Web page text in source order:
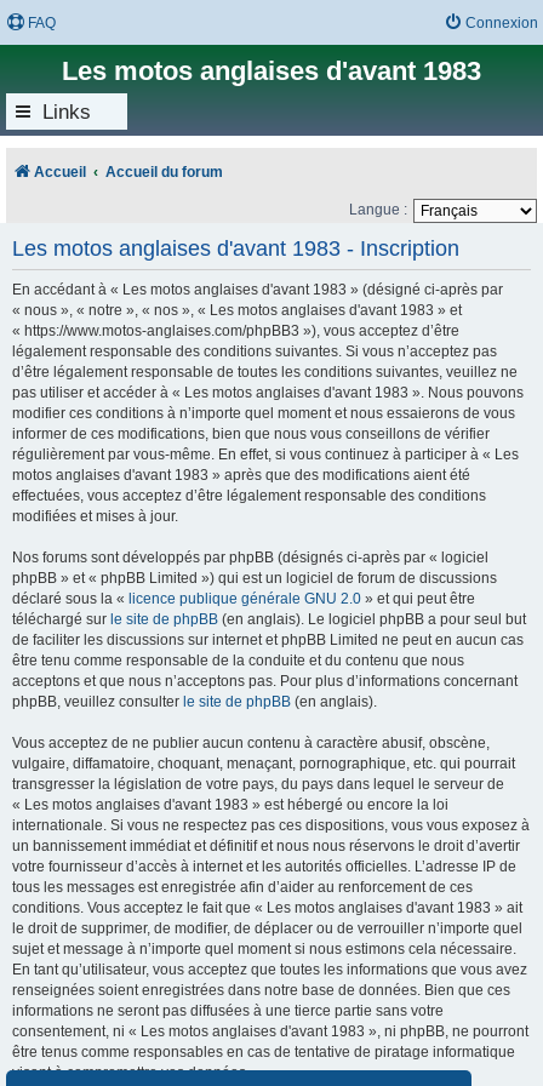
FAQ Connexion
Les motos anglaises d'avant 1983
Links
Accueil Accueil du forum
Langue :
Les motos anglaises d'avant 1983 - Inscription
En accédant à « Les motos anglaises d'avant 1983 » (désigné ci-après par
« nous », « notre », « nos », « Les motos anglaises d'avant 1983 » et
« https://www.motos-anglaises.com/phpBB3 »), vous acceptez d’être
légalement responsable des conditions suivantes. Si vous n’acceptez pas
d’être légalement responsable de toutes les conditions suivantes, veuillez ne
pas utiliser et accéder à « Les motos anglaises d'avant 1983 ». Nous pouvons
modifier ces conditions à n’importe quel moment et nous essaierons de vous
informer de ces modifications, bien que nous vous conseillons de vérifier
régulièrement par vous-même. En effet, si vous continuez à participer à « Les
motos anglaises d'avant 1983 » après que des modifications aient été
effectuées, vous acceptez d’être légalement responsable des conditions
modifiées et mises à jour.
Nos forums sont développés par phpBB (désignés ci-après par « logiciel
phpBB » et « phpBB Limited ») qui est un logiciel de forum de discussions
déclaré sous la « licence publique générale GNU 2.0 » et qui peut être
téléchargé sur le site de phpBB (en anglais). Le logiciel phpBB a pour seul but
de faciliter les discussions sur internet et phpBB Limited ne peut en aucun cas
être tenu comme responsable de la conduite et du contenu que nous
acceptons et que nous n’acceptons pas. Pour plus d’informations concernant
phpBB, veuillez consulter le site de phpBB (en anglais).
Vous acceptez de ne publier aucun contenu à caractère abusif, obscène,
vulgaire, diffamatoire, choquant, menaçant, pornographique, etc. qui pourrait
transgresser la législation de votre pays, du pays dans lequel le serveur de
« Les motos anglaises d'avant 1983 » est hébergé ou encore la loi
internationale. Si vous ne respectez pas ces dispositions, vous vous exposez à
un bannissement immédiat et définitif et nous nous réservons le droit d’avertir
votre fournisseur d’accès à internet et les autorités officielles. L’adresse IP de
tous les messages est enregistrée afin d’aider au renforcement de ces
conditions. Vous acceptez le fait que « Les motos anglaises d'avant 1983 » ait
le droit de supprimer, de modifier, de déplacer ou de verrouiller n’importe quel
sujet et message à n’importe quel moment si nous estimons cela nécessaire.
En tant qu’utilisateur, vous acceptez que toutes les informations que vous avez
renseignées soient enregistrées dans notre base de données. Bien que ces
informations ne seront pas diffusées à une tierce partie sans votre
consentement, ni « Les motos anglaises d'avant 1983 », ni phpBB, ne pourront
être tenus comme responsables en cas de tentative de piratage informatique
visant à compromettre vos données.